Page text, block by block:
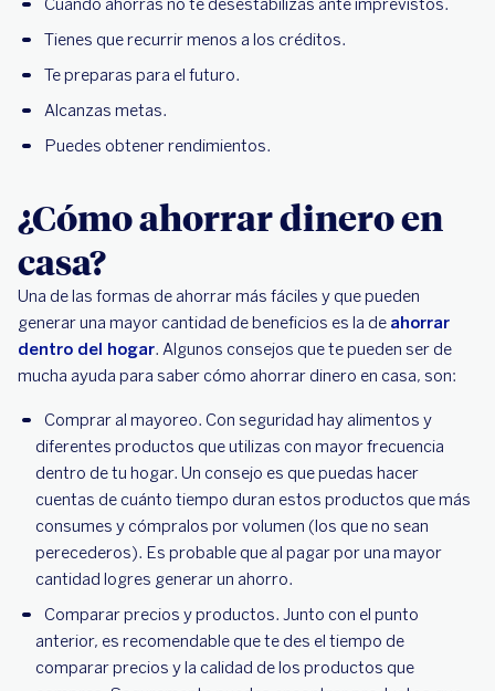
Cuando ahorras no te desestabilizas ante imprevistos.
Tienes que recurrir menos a los créditos.
Te preparas para el futuro.
Alcanzas metas.
Puedes obtener rendimientos.
¿Cómo ahorrar dinero en
casa?
Una de las formas de ahorrar más fáciles y que pueden
generar una mayor cantidad de beneficios es la de ahorrar
dentro del hogar. Algunos consejos que te pueden ser de
mucha ayuda para saber cómo ahorrar dinero en casa, son:
Comprar al mayoreo. Con seguridad hay alimentos y
diferentes productos que utilizas con mayor frecuencia
dentro de tu hogar. Un consejo es que puedas hacer
cuentas de cuánto tiempo duran estos productos que más
consumes y cómpralos por volumen (los que no sean
perecederos). Es probable que al pagar por una mayor
cantidad logres generar un ahorro.
Comparar precios y productos. Junto con el punto
anterior, es recomendable que te des el tiempo de
comparar precios y la calidad de los productos que